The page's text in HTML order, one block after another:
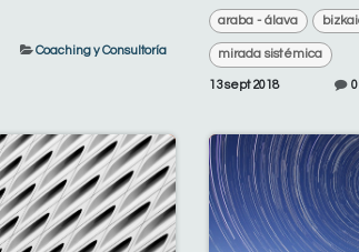
Coaching y Consultoría
araba - álava
mirada sistémica
13 sept 2018 0